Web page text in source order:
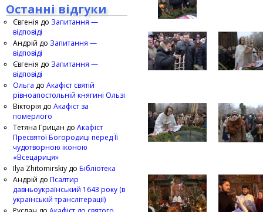
Останні відгуки
Євгенія до Запитання —
відповіді
Андрій до Запитання —
відповіді
Євгенія до Запитання —
відповіді
Ольга до Акафіст святій
рівноапостольній княгині Ользі
Вікторія до Акафіст за
померлого
Тетяна Грицан до Акафіст
Пресвятої Богородиці перед Її
чудотворною іконою
«Всецариця»
Ilya Zhitomirskiy до Бібліотека
Андрій до Псалтир
давньоукраїнський 1643 року (в
українській транслітерації)